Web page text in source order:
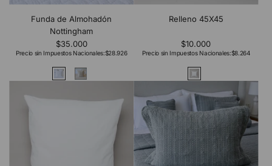
Funda de Almohadón
Nottingham
$35.000
Precio sin Impuestos Nacionales:$28.926
Relleno 45X45
$10.000
Precio sin Impuestos Nacionales:$8.264